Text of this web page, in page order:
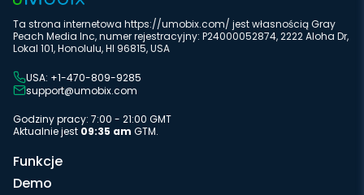
Ta strona internetowa https://umobix.com/ jest własnością Gray
Peach Media Inc, numer rejestracyjny: P24000052874, 2222 Aloha Dr,
Lokal 101, Honolulu, HI 96815, USA
USA: +1-470-809-9285
support@umobix.com
Godziny pracy: 7:00 - 21:00 GMT
Aktualnie jest 09:35 am GTM.
Funkcje
Demo